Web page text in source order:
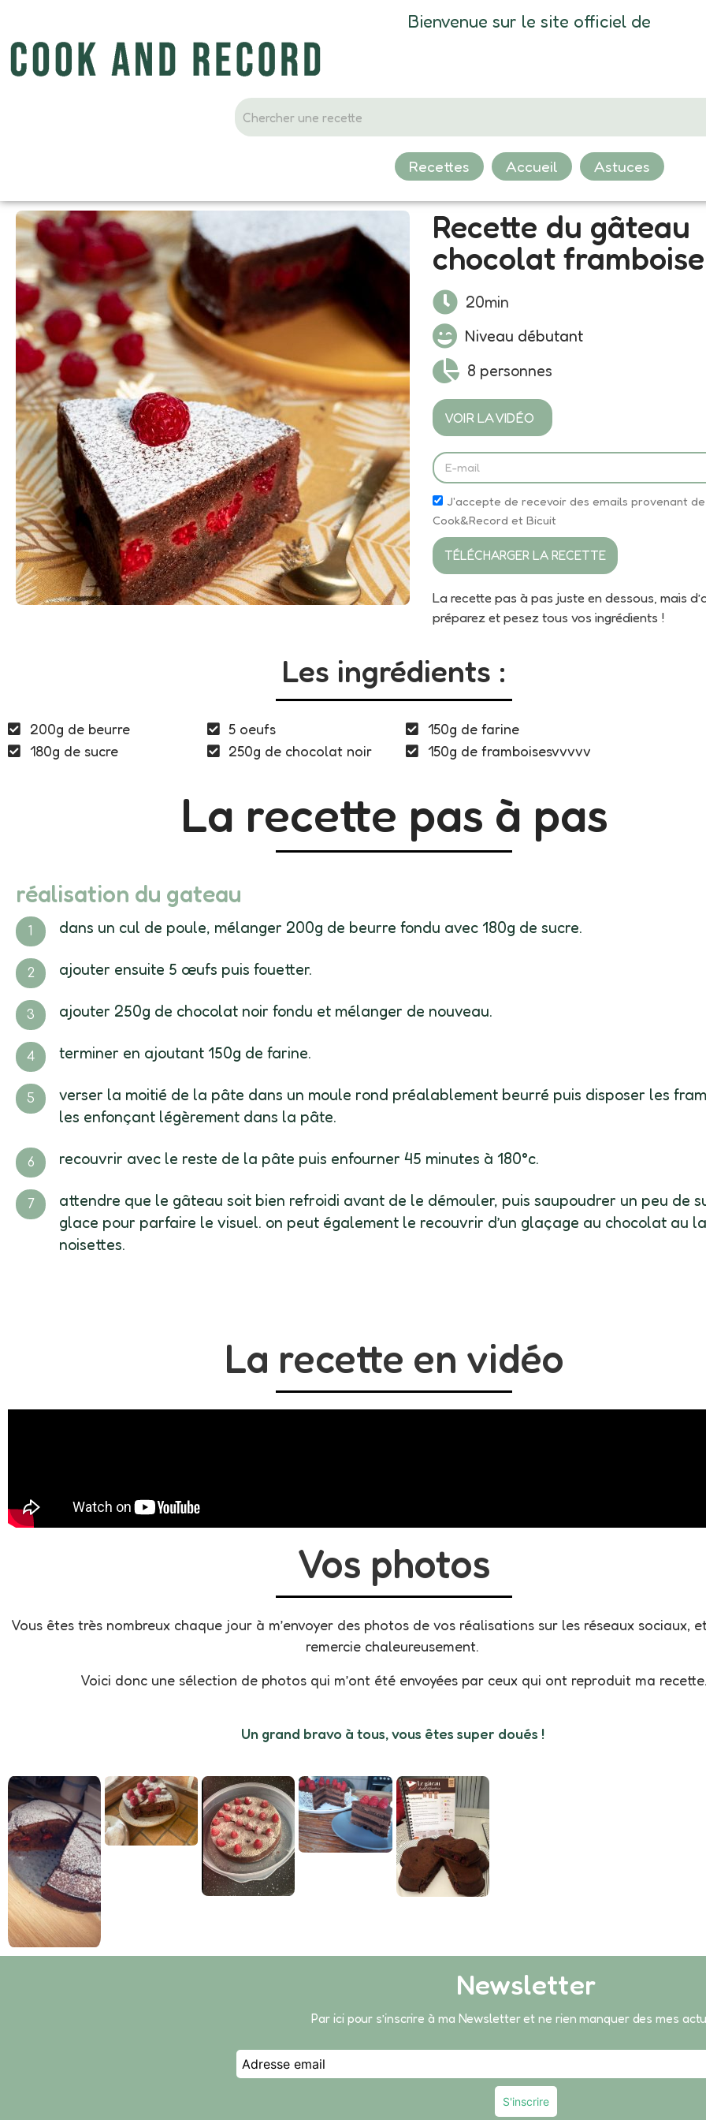
Bienvenue sur le site officiel de
Recettes Accueil Astuces
Recette du gâteau
chocolat framboise
20min
Niveau débutant
8 personnes
VOIR LA VIDÉO
J'accepte de recevoir des emails provenant de
Cook&Record et Bicuit
TÉLÉCHARGER LA RECETTE
La recette pas à pas juste en dessous, mais
préparez et pesez tous vos ingrédients !
Les ingrédients :
200g de beurre
180g de sucre
5 oeufs
250g de chocolat noir
150g de farine
150g de framboisesvvvvv
La recette pas à pas
réalisation du gateau
dans un cul de poule, mélanger 200g de beurre fondu avec 180g de sucre.
ajouter ensuite 5 œufs puis fouetter.
ajouter 250g de chocolat noir fondu et mélanger de nouveau.
terminer en ajoutant 150g de farine.
verser la moitié de la pâte dans un moule rond préalablement beurré puis disposer les
les enfonçant légèrement dans la pâte.
recouvrir avec le reste de la pâte puis enfourner 45 minutes à 180°c.
attendre que le gâteau soit bien refroidi avant de le démouler, puis saupoudrer un peu de
glace pour parfaire le visuel. on peut également le recouvrir d’un glaçage au chocolat au
noisettes.
La recette en vidéo
Vos photos
Vous êtes très nombreux chaque jour à m’envoyer des photos de vos réalisations sur les réseaux sociaux,
remercie chaleureusement.
Voici donc une sélection de photos qui m’ont été envoyées par ceux qui ont reproduit ma recette.
Un grand bravo à tous, vous êtes super doués !
Newsletter
Par ici pour s’inscrire à ma Newsletter et ne rien manquer des mes